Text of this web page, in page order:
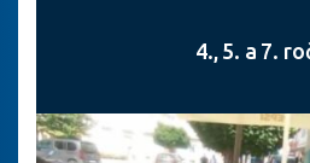
4., 5. a 7.